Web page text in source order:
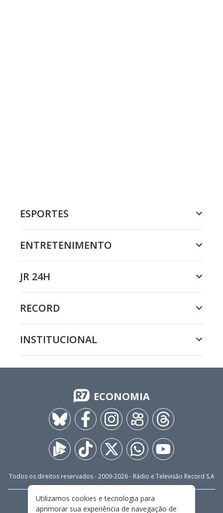
ESPORTES
ENTRETENIMENTO
JR 24H
RECORD
INSTITUCIONAL
ECONOMIA
Todos os direitos reservados - 2009-2026- Rádio e Televisão Record S.A
FALE CONOSCO
PRIVACIDADE
Utilizamos cookies e tecnologia para
aprimorar sua experiência de navegação de